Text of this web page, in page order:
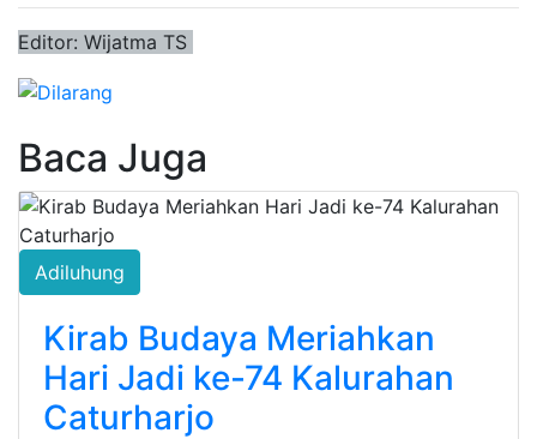
Editor: Wijatma TS
Baca Juga
Adiluhung
Kirab Budaya Meriahkan
Hari Jadi ke-74 Kalurahan
Caturharjo